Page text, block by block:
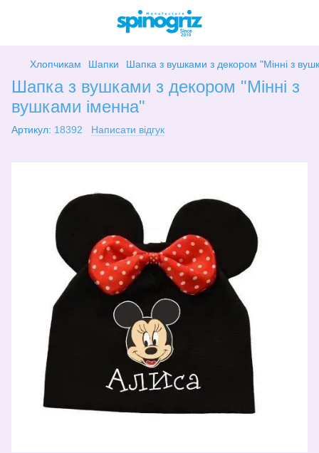
Хлопчикам Шапки Шапка з вушками з декором "Мінні з
Шапка з вушками з декором "Мінні з
вушками іменна"
Артикул: 18392 Написати відгук